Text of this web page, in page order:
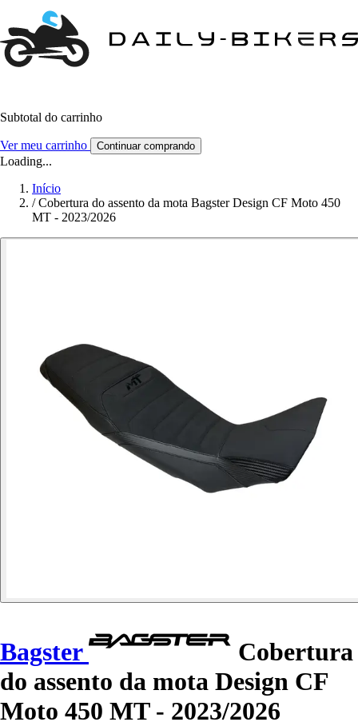
Subtotal do carrinho
Ver meu carrinho Continuar comprando
Loading...
Início
/ Cobertura do assento da mota Bagster Design CF Moto 450
MT - 2023/2026
Bagster
Cobertura
do assento da mota Design CF
Moto 450 MT - 2023/2026